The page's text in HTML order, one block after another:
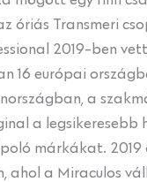
óriás Transmeri
2019-ben
16 európai
a
a legsikeresebb
márkákat. 2019
ahol a Miraculos